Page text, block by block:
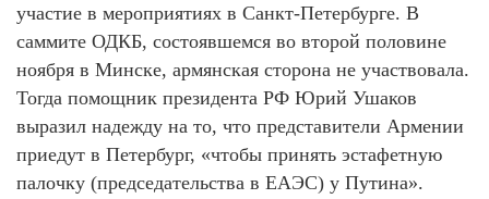
участие в мероприятиях в Санкт-Петербурге. В
саммите ОДКБ, состоявшемся во второй половине
ноября в Минске, армянская сторона не участвовала.
Тогда помощник президента РФ Юрий Ушаков
выразил надежду на то, что представители Армении
приедут в Петербург, «чтобы принять эстафетную
палочку (председательства в ЕАЭС) у Путина».